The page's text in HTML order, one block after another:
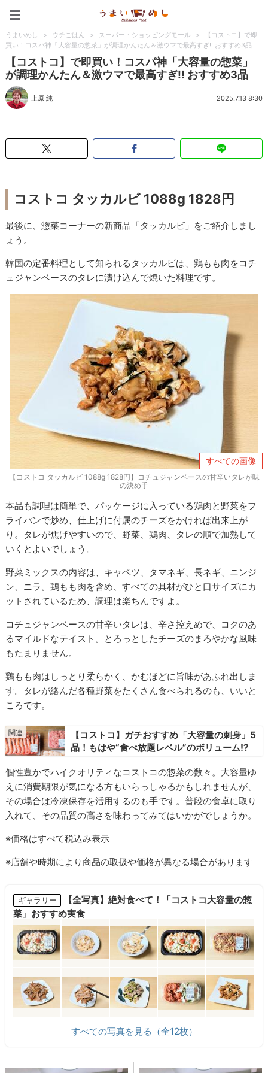
うまいめし > ウチごはん > スーパー・ショッピングモール >
【コストコ】で即
買い！コスパ神「大容量の惣菜」が調理かんたん＆激ウマで最高すぎ!! おすすめ3品
【コストコ】で即買い！コスパ神「大容量の惣菜」
が調理かんたん＆激ウマで最高すぎ!! おすすめ3品
上原 純 2025.7.13 8:30
コストコ タッカルビ 1088g 1828円
最後に、惣菜コーナーの新商品「タッカルビ」をご紹介しまし
ょう。
韓国の定番料理として知られるタッカルビは、鶏もも肉をコチ
ュジャンベースのタレに漬け込んで焼いた料理です。
すべての画像
【コストコ タッカルビ 1088g 1828円】コチュジャンベースの甘辛いタレが味
の決め手
本品も調理は簡単で、パッケージに入っている鶏肉と野菜をフ
ライパンで炒め、仕上げに付属のチーズをかければ出来上が
り。タレが焦げやすいので、野菜、鶏肉、タレの順で加熱して
いくとよいでしょう。
野菜ミックスの内容は、キャベツ、タマネギ、長ネギ、ニンジ
ン、ニラ。鶏もも肉を含め、すべての具材がひと口サイズにカ
ットされているため、調理は楽ちんですよ。
コチュジャンベースの甘辛いタレは、辛さ控えめで、コクのあ
るマイルドなテイスト。とろっとしたチーズのまろやかな風味
もたまりません。
鶏もも肉はしっとり柔らかく、かむほどに旨味があふれ出しま
す。タレが絡んだ各種野菜をたくさん食べられるのも、いいと
ころです。
【コストコ】ガチおすすめ「大容量の刺身」5
品！もはや“食べ放題レベル”のボリューム!?
個性豊かでハイクオリティなコストコの惣菜の数々。大容量ゆ
えに消費期限が気になる方もいらっしゃるかもしれませんが、
その場合は冷凍保存を活用するのも手です。普段の食卓に取り
入れて、その品質の高さを味わってみてはいかがでしょうか。
※価格はすべて税込み表示
※店舗や時期により商品の取扱や価格が異なる場合があります
ギャラリー
【全写真】絶対食べて！「コストコ大容量の惣
菜」おすすめ実食
すべての写真を見る（全12枚）